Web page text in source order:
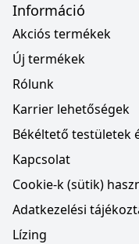
Információ
Akciós termékek
Új termékek
Rólunk
Karrier lehetőségek
Békéltető testületek
Kapcsolat
Cookie-k (sütik)
Adatkezelési
Lízing